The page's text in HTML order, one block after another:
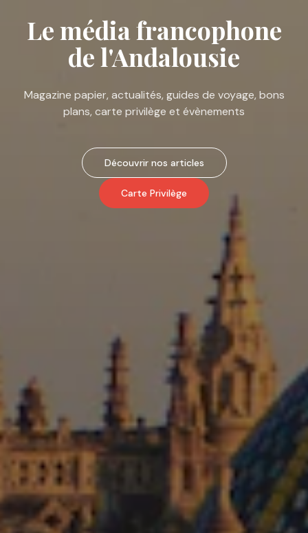
Le média francophone
de l'Andalousie
Magazine papier, actualités, guides de voyage, bons
plans, carte privilège et évènements
Découvrir nos articles
Carte Privilège